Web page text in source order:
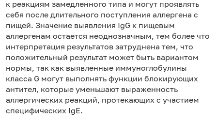
к реакциям замедленного типа и могут проявлять
себя после длительного поступления аллергена с
пищей. Значение выявления IgG к пищевым
аллергенам остается неоднозначным, тем более что
интерпретация результатов затруднена тем, что
положительный результат может быть вариантом
нормы, так как выявленные иммуноглобулины
класса G могут выполнять функции блокирующих
антител, которые уменьшают выраженность
аллергических реакций, протекающих с участием
специфических IgE.